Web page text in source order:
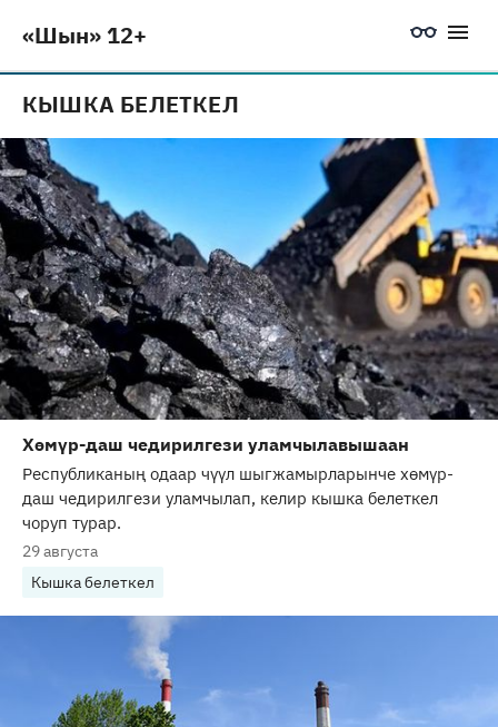
«Шын» 12+
КЫШКА БЕЛЕТКЕЛ
Хөмүр-даш чедирилгези уламчылавышаан
Республиканың одаар чүүл шыгжамырларынче хөмүр-
даш чедирилгези уламчылап, келир кышка белеткел
чоруп турар.
29 августа
Кышка белеткел